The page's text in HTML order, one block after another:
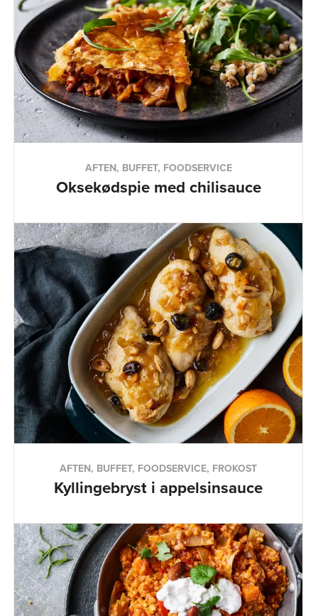
AFTEN, BUFFET, FOODSERVICE
Oksekødspie med chilisauce
AFTEN, BUFFET, FOODSERVICE, FROKOST
Kyllingebryst i appelsinsauce